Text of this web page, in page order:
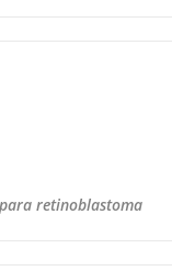
retinoblastoma